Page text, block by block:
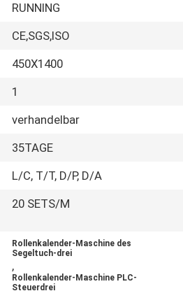
RUNNING
CE,SGS,ISO
450X1400
1
verhandelbar
35TAGE
L/C, T/T, D/P, D/A
20 SETS/M
Rollenkalender-Maschine des
Segeltuch-drei
,
Rollenkalender-Maschine PLC-
Steuerdrei